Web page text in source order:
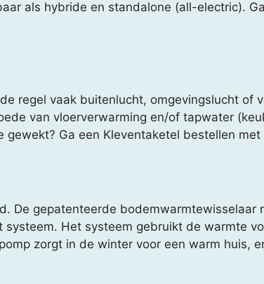
als hybride en standalone (all-electric).
regel vaak buitenlucht, omgevingslucht of
van vloerverwarming en/of tapwater
Ga een Kleventaketel bestellen met
De gepatenteerde bodemwarmtewisselaar
Het systeem gebruikt de warmte
zorgt in de winter voor een warm huis,